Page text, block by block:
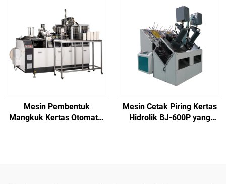
Mesin Pembentuk
Mangkuk Kertas Otomatis
Mesin Cetak Piring Kertas
Hidrolik BJ-600P yang